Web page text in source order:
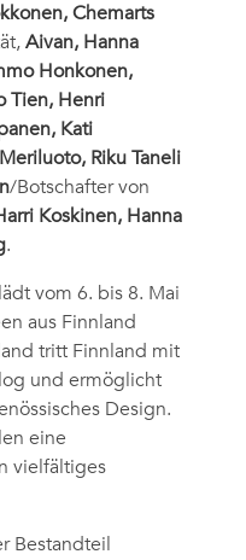
Chemarts
Aivan, Hanna
Honkonen,
Tien, Henri
Kati
Riku Taneli
/Botschafter von
Koskinen, Hanna
.
lädt vom 6. bis 8. Mai
aus Finnland
tritt Finnland mit
und ermöglicht
Design.
eine
vielfältiges
Bestandteil